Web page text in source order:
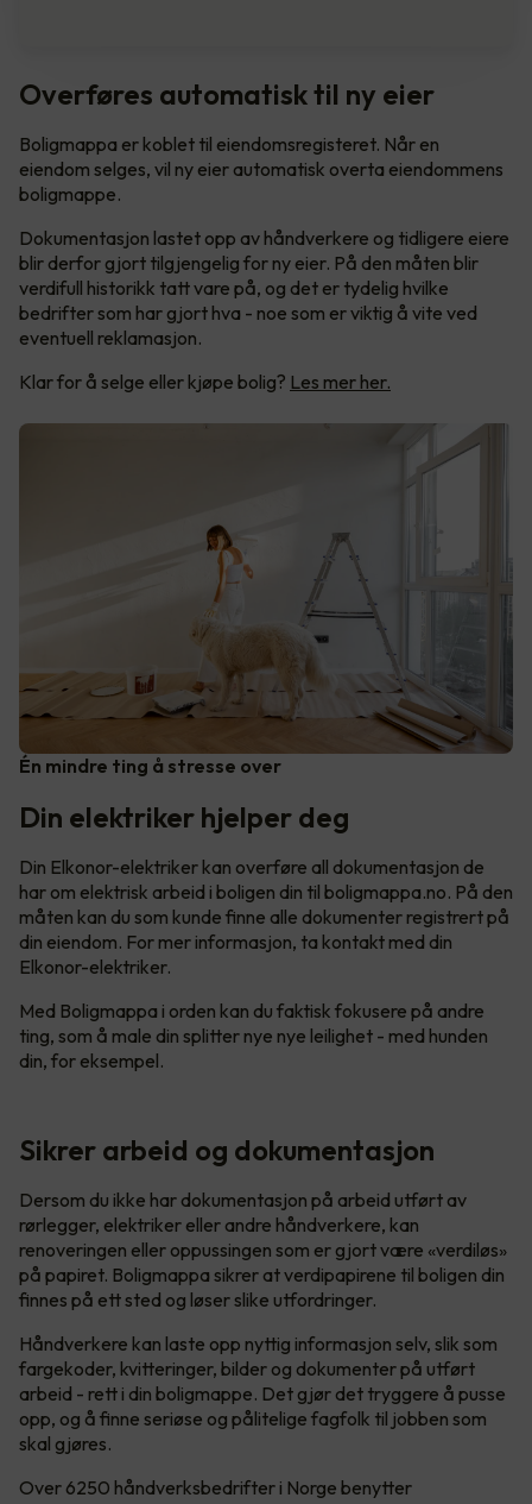
Overføres automatisk til ny eier
Boligmappa er koblet til eiendomsregisteret. Når en
eiendom selges, vil ny eier automatisk overta eiendommens
boligmappe.
Dokumentasjon lastet opp av håndverkere og tidligere eiere
blir derfor gjort tilgjengelig for ny eier. På den måten blir
verdifull historikk tatt vare på, og det er tydelig hvilke
bedrifter som har gjort hva - noe som er viktig å vite ved
eventuell reklamasjon.
Klar for å selge eller kjøpe bolig? Les mer her.
Én mindre ting å stresse over
Din elektriker hjelper deg
Din Elkonor-elektriker kan overføre all dokumentasjon de
har om elektrisk arbeid i boligen din til boligmappa.no. På den
måten kan du som kunde finne alle dokumenter registrert på
din eiendom. For mer informasjon, ta kontakt med din
Elkonor-elektriker.
Med Boligmappa i orden kan du faktisk fokusere på andre
ting, som å male din splitter nye nye leilighet - med hunden
din, for eksempel.
Sikrer arbeid og dokumentasjon
Dersom du ikke har dokumentasjon på arbeid utført av
rørlegger, elektriker eller andre håndverkere, kan
renoveringen eller oppussingen som er gjort være «verdiløs»
på papiret. Boligmappa sikrer at verdipapirene til boligen din
finnes på ett sted og løser slike utfordringer.
Håndverkere kan laste opp nyttig informasjon selv, slik som
fargekoder, kvitteringer, bilder og dokumenter på utført
arbeid - rett i din boligmappe. Det gjør det tryggere å pusse
opp, og å finne seriøse og pålitelige fagfolk til jobben som
skal gjøres.
Over 6250 håndverksbedrifter i Norge benytter